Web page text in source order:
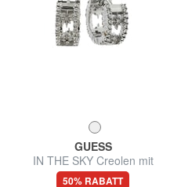
GUESS
IN THE SKY Creolen mit
Zirkonia gearbeitet
50% RABATT